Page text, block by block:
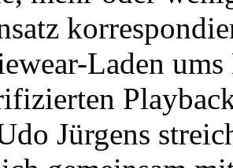
Laden
Jürgens